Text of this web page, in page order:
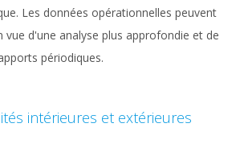
Les données opérationnelles peuvent
vue d'une analyse plus approfondie et de
périodiques.
intérieures et extérieures